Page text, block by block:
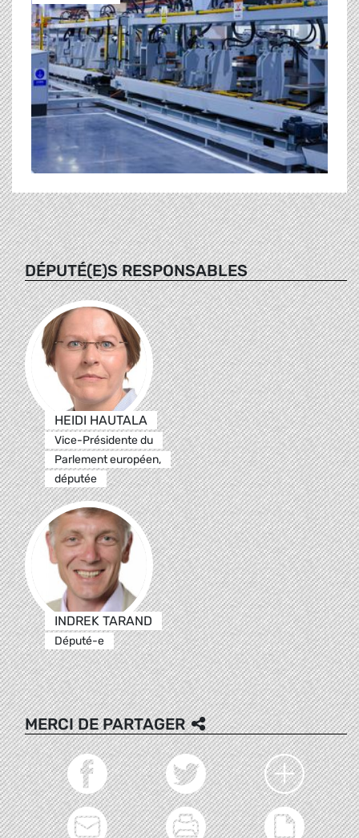
DÉPUTÉ(E)S RESPONSABLES
HEIDI HAUTALA
Vice-Présidente du
Parlement européen,
députée
INDREK TARAND
Député-e
MERCI DE PARTAGER